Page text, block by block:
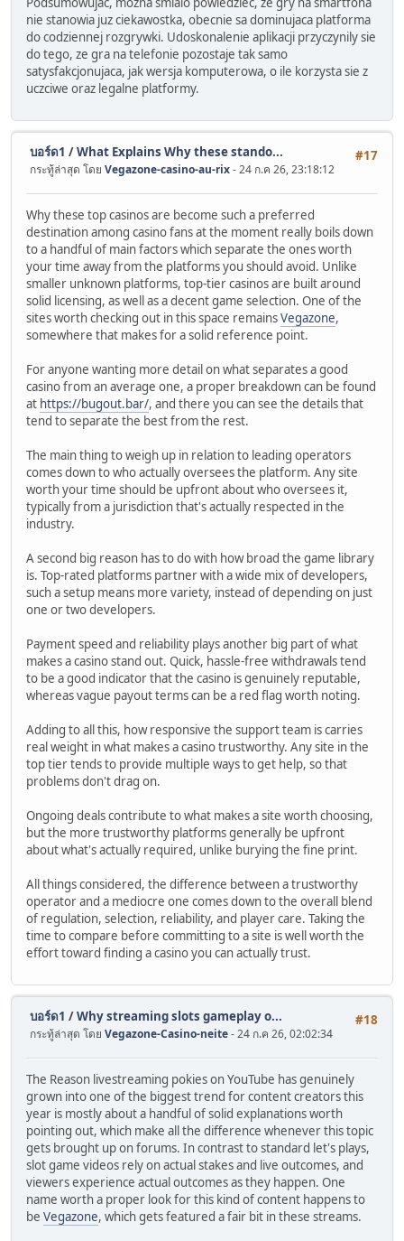
nie stanowia juz ciekawostka, obecnie sa dominujaca platforma
do codziennej rozgrywki. Udoskonalenie aplikacji przyczynily sie
do tego, ze gra na telefonie pozostaje tak samo
satysfakcjonujaca, jak wersja komputerowa, o ile korzysta sie z
uczciwe oraz legalne platformy.
#17
บอร์ด1 /What Explains Why these stando...
กระทู้ล่าสุด โดย Vegazone-casino-au-rix- 24 ก.ค 26, 23:18:12
Why these top casinos are become such a preferred
destination among casino fans at the moment really boils down
to a handful of main factors which separate the ones worth
your time away from the platforms you should avoid. Unlike
smaller unknown platforms, top-tier casinos are built around
solid licensing, as well as a decent game selection. One of the
sites worth checking out in this space remainsVegazone,
somewhere that makes for a solid reference point.
For anyone wanting more detail on what separates a good
casino from an average one, a proper breakdown can be found
at https://bugout.bar/, and there you can see the details that
tend to separate the best from the rest.
The main thing to weigh up in relation to leading operators
comes down to who actually oversees the platform. Any site
worth your time should be upfront about who oversees it,
typically from a jurisdiction that's actually respected in the
industry.
A second big reason has to do with how broad the game library
is. Top-rated platforms partner with a wide mix of developers,
such a setup means more variety, instead of depending on just
one or two developers.
Payment speed and reliability plays another big part of what
makes a casino stand out. Quick, hassle-free withdrawals tend
to be a good indicator that the casino is genuinely reputable,
whereas vague payout terms can be a red flag worth noting.
Adding to all this, how responsive the support team is carries
real weight in what makes a casino trustworthy. Any site in the
top tier tends to provide multiple ways to get help, so that
problems don't drag on.
Ongoing deals contribute to what makes a site worth choosing,
but the more trustworthy platforms generally be upfront
about what's actually required, unlike burying the fine print.
All things considered, the difference between a trustworthy
operator and a mediocre one comes down to the overall blend
of regulation, selection, reliability, and player care. Taking the
time to compare before committing to a site is well worth the
effort toward finding a casino you can actually trust.
#18
บอร์ด1 /Why streaming slots gameplay o...
กระทู้ล่าสุด โดย Vegazone-Casino-neite- 24 ก.ค 26, 02:02:34
The Reason livestreaming pokies on YouTube has genuinely
grown into one of the biggest trend for content creators this
year is mostly about a handful of solid explanations worth
pointing out, which make all the difference whenever this topic
gets brought up on forums. In contrast to standard let's plays,
slot game videos rely on actual stakes and live outcomes, and
viewers experience actual outcomes as they happen. One
name worth a proper look for this kind of content happens to
be Vegazone, which gets featured a fair bit in these streams.